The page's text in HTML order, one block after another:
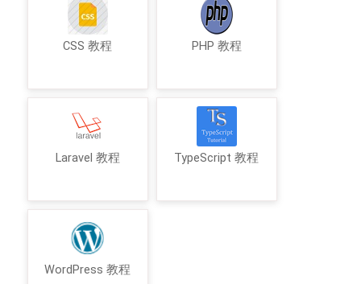
CSS 教程 PHP 教程
Laravel 教程 TypeScript 教程
WordPress 教程